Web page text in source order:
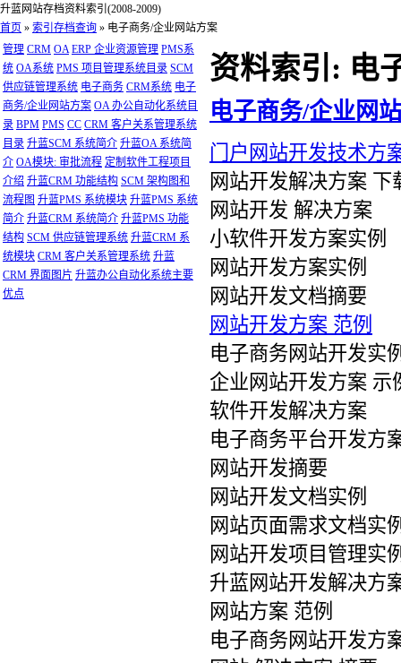
升蓝网站存档资料索引(2008-2009)
首页 » 索引存档查询 » 电子商务/企业网站方案
管理 CRM OA ERP 企业资源管理 PMS系
统 OA系统 PMS 项目管理系统目录 SCM
供应链管理系统 电子商务 CRM系统 电子
商务/企业网站方案 OA 办公自动化系统目
录 BPM PMS CC CRM 客户关系管理系统
目录 升蓝SCM 系统简介 升蓝OA 系统简
介 OA模块: 审批流程 定制软件工程项目
介绍 升蓝CRM 功能结构 SCM 架构图和
流程图 升蓝PMS 系统模块 升蓝PMS 系统
简介 升蓝CRM 系统简介 升蓝PMS 功能
结构 SCM 供应链管理系统 升蓝CRM 系
统模块 CRM 客户关系管理系统 升蓝
CRM 界面图片 升蓝办公自动化系统主要
优点
资料索引: 电
电子商务/企业网
门户网站开发技术方
网站开发解决方案 下
网站开发 解决方案
小软件开发方案实例
网站开发方案实例
网站开发文档摘要
网站开发方案 范例
电子商务网站开发实
企业网站开发方案 示
软件开发解决方案
电子商务平台开发方
网站开发摘要
网站开发文档实例
网站页面需求文档实
网站开发项目管理实
升蓝网站开发解决方
网站方案 范例
电子商务网站开发方